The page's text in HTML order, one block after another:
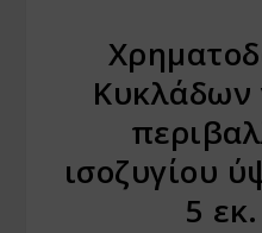
Κυκλάδων
ισοζυγίου
5